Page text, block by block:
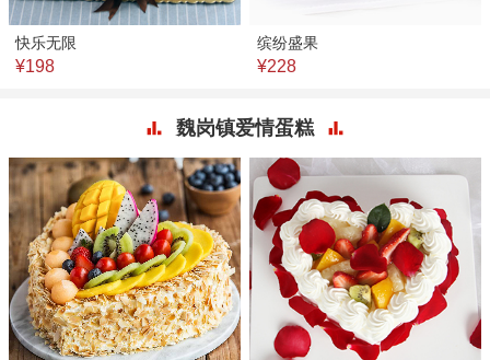
快乐无限
¥198
缤纷盛果
¥228
魏岗镇爱情蛋糕